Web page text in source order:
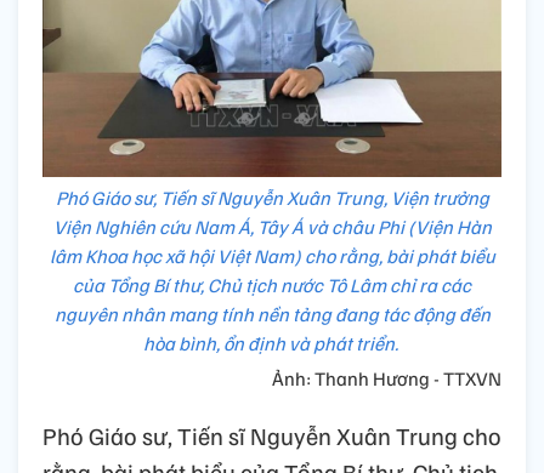
Phó Giáo sư, Tiến sĩ Nguyễn Xuân Trung, Viện trưởng
Viện Nghiên cứu Nam Á, Tây Á và châu Phi (Viện Hàn
lâm Khoa học xã hội Việt Nam) cho rằng, bài phát biểu
của Tổng Bí thư, Chủ tịch nước Tô Lâm chỉ ra các
nguyên nhân mang tính nền tảng đang tác động đến
hòa bình, ổn định và phát triển.
Ảnh: Thanh Hương - TTXVN
Phó Giáo sư, Tiến sĩ Nguyễn Xuân Trung cho